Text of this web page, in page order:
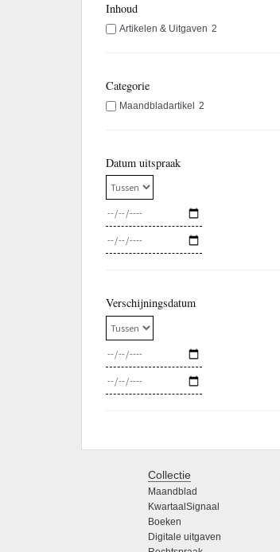
Inhoud
Artikelen & Uitgaven 2
Categorie
Maandbladartikel 2
Datum uitspraak
Verschijningsdatum
Collectie
Maandblad
KwartaalSignaal
Boeken
Digitale uitgaven